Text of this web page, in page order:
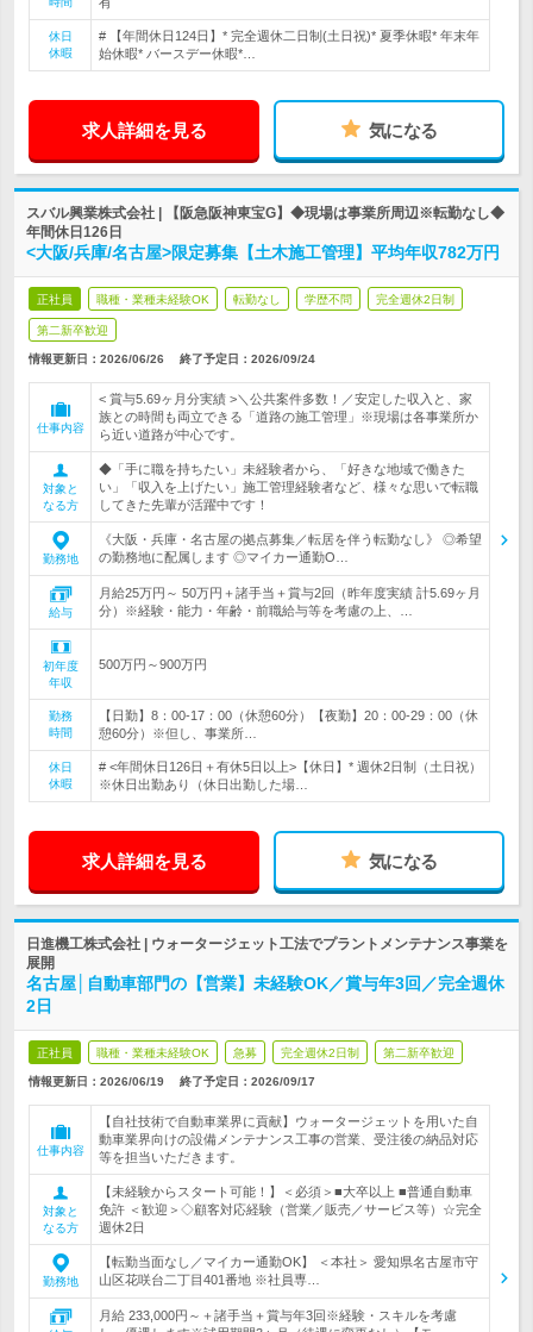
休日
休暇
# 【年間休日124日】* 完全週休二日制(土日祝)* 夏季休暇* 年末年
始休暇* バースデー休暇*…
求人詳細を見る 気になる
スバル興業株式会社 | 【阪急阪神東宝G】◆現場は事業所周辺※転勤なし◆
年間休日126日
<大阪/兵庫/名古屋>限定募集【土木施工管理】平均年収782万円
正社員 職種・業種未経験OK 転勤なし 学歴不問 完全週休2日制
第二新卒歓迎
情報更新日：2026/06/26 終了予定日： 2026/09/24
仕事内容
< 賞与5.69ヶ月分実績 >＼公共案件多数！／安定した収入と、家
族との時間も両立できる「道路の施工管理」※現場は各事業所か
ら近い道路が中心です。
対象と
なる方
◆「手に職を持ちたい」未経験者から、「好きな地域で働きた
い」「収入を上げたい」施工管理経験者など、様々な思いで転職
してきた先輩が活躍中です！
勤務地
《大阪・兵庫・名古屋の拠点募集／転居を伴う転勤なし》 ◎希望
の勤務地に配属します ◎マイカー通勤O…
給与
月給25万円～ 50万円＋諸手当＋賞与2回（昨年度実績 計5.69ヶ月
分）※経験・能力・年齢・前職給与等を考慮の上、…
初年度
年収
500万円～900万円
勤務
時間
【日勤】8：00-17：00（休憩60分）【夜勤】20：00-29：00（休
憩60分）※但し、事業所…
休日
休暇
# <年間休日126日＋有休5日以上>【休日】* 週休2日制（土日祝）
※休日出勤あり（休日出勤した場…
求人詳細を見る 気になる
日進機工株式会社 | ウォータージェット工法でプラントメンテナンス事業を
展開
名古屋│自動車部門の【営業】未経験OK／賞与年3回／完全週休
2日
正社員 職種・業種未経験OK 急募 完全週休2日制 第二新卒歓迎
情報更新日：2026/06/19 終了予定日： 2026/09/17
仕事内容
【自社技術で自動車業界に貢献】ウォータージェットを用いた自
動車業界向けの設備メンテナンス工事の営業、受注後の納品対応
等を担当いただきます。
対象と
なる方
【未経験からスタート可能！】＜必須＞■大卒以上 ■普通自動車
免許 ＜歓迎＞◇顧客対応経験（営業／販売／サービス等）☆完全
週休2日
勤務地
【転勤当面なし／マイカー通勤OK】 ＜本社＞ 愛知県名古屋市守
山区花咲台二丁目401番地 ※社員専…
月給 233,000円～＋諸手当＋賞与年3回※経験・スキルを考慮